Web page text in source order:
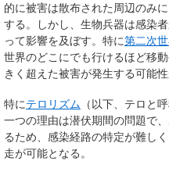
的に被害は散布された周辺のみ
する。しかし、生物兵器は感染
って影響を及ぼす。特に第二次
世界のどこにでも行けるほど移
きく超えた被害が発生する可能性
特にテロリズム （以下、テロと
一つの理由は潜伏期間の問題で
るため、感染経路の特定が難し
走が可能となる。